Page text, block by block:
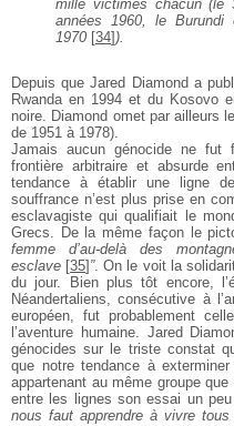
mille victimes chacun (le
années 1960, le Burundi
1970 [34] ).
Depuis que Jared Diamond a
Rwanda en 1994 et du Kosovo
noire. Diamond omet parailleurs
de 1951 à 1978).
Jamais aucun génocide ne fut
frontière arbitraire et absurde
tendance à établir une ligne de
souffrance n’est plus prise en
esclavagiste qui qualifiait le
Grecs. De la même façon le
femme d’au-delàdes
esclave [35] ”. On le voit la
du jour. Bien plus tôt encore,
Néandertaliens,
consécutive à
européen, fut probablement
l’aventure humaine. Jared
génocides sur le triste constat
que notre tendance à
appartenant au même groupe
entre les lignes sonessai un peu
nous faut apprendre à vivre